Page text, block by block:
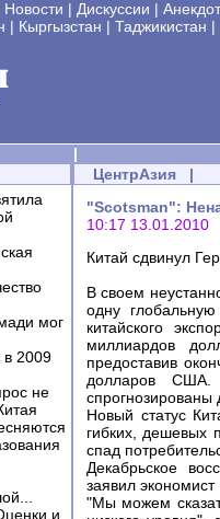
Новости | Дискуссии |
| Кыргызстан | Таджикистан |
|
мог
в 2009
не
и
ЦентрАзия |
"Scotsman":
10:17 13.01.2010
Китай сдвинул
В своем
одну
китайского
миллиардов
предоставив
долларов
спрогнозированы
Новый статус
гибких, дешевых
спад
Декабрьское
заявил
"Мы можем